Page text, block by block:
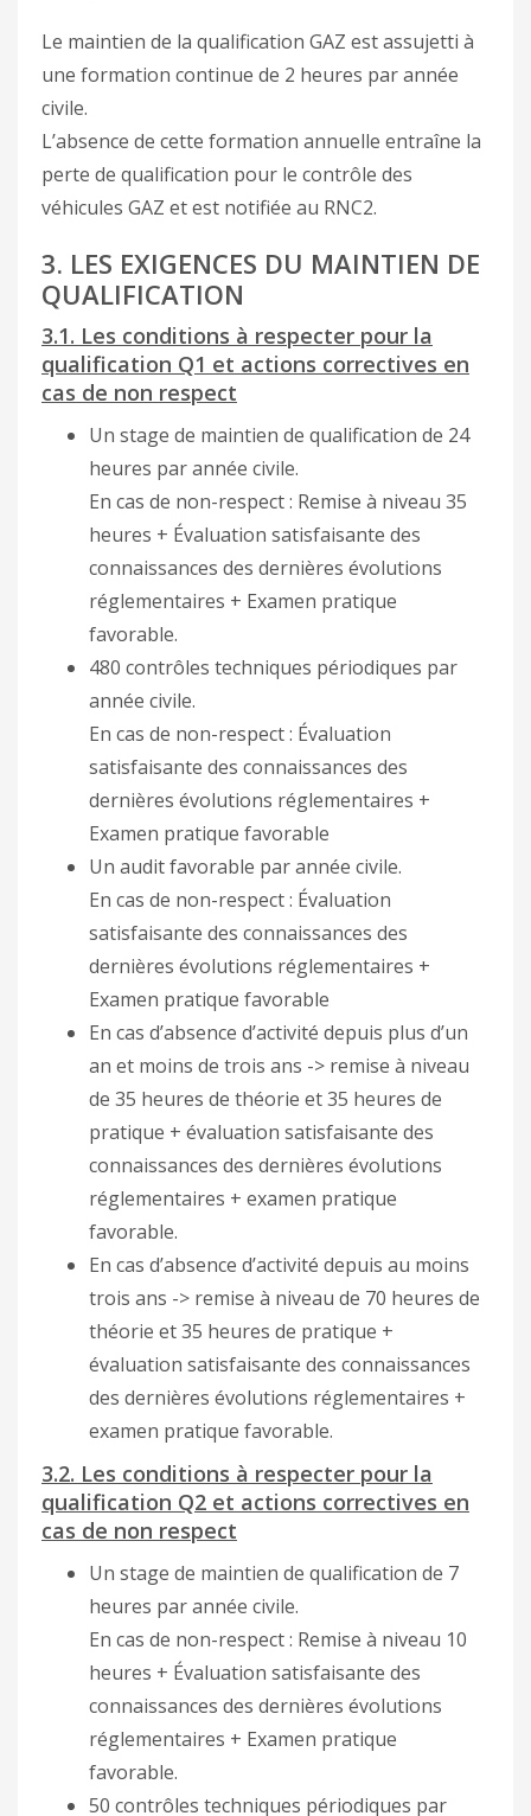
Le maintien de la qualification GAZ est assujetti à
une formation continue de 2 heures par année
civile.
L’absence de cette formation annuelle entraîne la
perte de qualification pour le contrôle des
véhicules GAZ et est notifiée au RNC2.
3. LES EXIGENCES DU MAINTIEN DE
QUALIFICATION
3.1. Les conditions à respecter pour la
qualification Q1 et actions correctives en
cas de non respect
Un stage de maintien de qualification de 24
heures par année civile.
En cas de non-respect : Remise à niveau 35
heures + Évaluation satisfaisante des
connaissances des dernières évolutions
réglementaires + Examen pratique
favorable.
480 contrôles techniques périodiques par
année civile.
En cas de non-respect : Évaluation
satisfaisante des connaissances des
dernières évolutions réglementaires +
Examen pratique favorable
Un audit favorable par année civile.
En cas de non-respect : Évaluation
satisfaisante des connaissances des
dernières évolutions réglementaires +
Examen pratique favorable
En cas d’absence d’activité depuis plus d’un
an et moins de trois ans -> remise à niveau
de 35 heures de théorie et 35 heures de
pratique + évaluation satisfaisante des
connaissances des dernières évolutions
réglementaires + examen pratique
favorable.
En cas d’absence d’activité depuis au moins
trois ans -> remise à niveau de 70 heures de
théorie et 35 heures de pratique +
évaluation satisfaisante des connaissances
des dernières évolutions réglementaires +
examen pratique favorable.
3.2. Les conditions à respecter pour la
qualification Q2 et actions correctives en
cas de non respect
Un stage de maintien de qualification de 7
heures par année civile.
En cas de non-respect : Remise à niveau 10
heures + Évaluation satisfaisante des
connaissances des dernières évolutions
réglementaires + Examen pratique
favorable.
50 contrôles techniques périodiques par